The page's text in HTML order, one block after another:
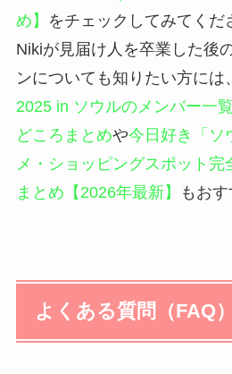
め】
をチェックしてみてくだ
Nikiが見届け人を卒業した後
ンについても知りたい方には、
2025 in ソウルのメンバー一
どころまとめや今日好き「ソ
メ・ショッピングスポット完
まとめ【2026年最新】
もおす
よくある質問（FAQ）